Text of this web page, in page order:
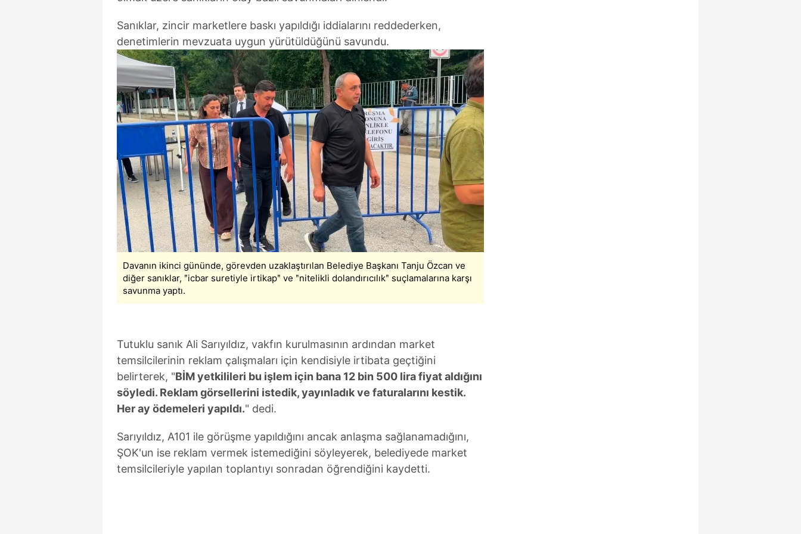
Sanıklar, zincir marketlere baskı yapıldığı iddialarını reddederken,
denetimlerin mevzuata uygun yürütüldüğünü savundu.
Davanın ikinci gününde, görevden uzaklaştırılan Belediye Başkanı Tanju Özcan ve
diğer sanıklar, ʺicbar suretiyle irtikapʺ ve ʺnitelikli dolandırıcılıkʺ suçlamalarına karşı
savunma yaptı.
Tutuklu sanık Ali Sarıyıldız, vakfın kurulmasının ardından market
temsilcilerinin reklam çalışmaları için kendisiyle irtibata geçtiğini
belirterek, "BİM yetkilileri bu işlem için bana 12 bin 500 lira fiyat aldığını
söyledi. Reklam görsellerini istedik, yayınladık ve faturalarını kestik.
Her ay ödemeleri yapıldı." dedi.
Sarıyıldız, A101 ile görüşme yapıldığını ancak anlaşma sağlanamadığını,
ŞOK'un ise reklam vermek istemediğini söyleyerek, belediyede market
temsilcileriyle yapılan toplantıyı sonradan öğrendiğini kaydetti.